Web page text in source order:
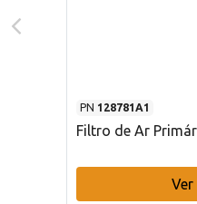
PN 128781A1
Filtro de Ar
Ver